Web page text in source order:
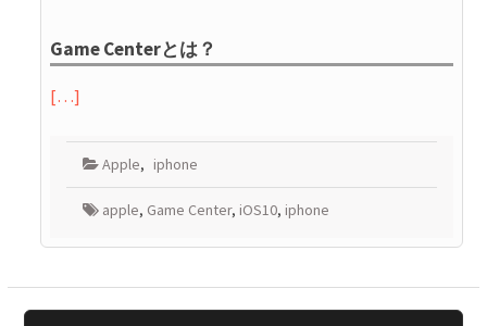
Game Centerとは？
[…]
Apple, iphone
apple, Game Center, iOS10, iphone